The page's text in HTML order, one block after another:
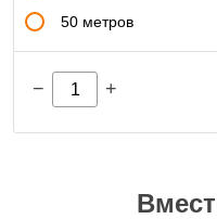
50 метров
− +